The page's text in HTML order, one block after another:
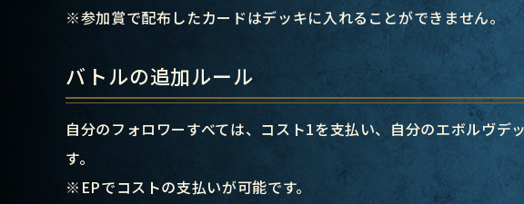
※参加賞で配布したカードはデッキに入れることができません。
バトルの追加ルール
自分のフォロワーすべては、コスト1を支払い、自分のエボルヴ
す。
※EPでコストの支払いが可能です。